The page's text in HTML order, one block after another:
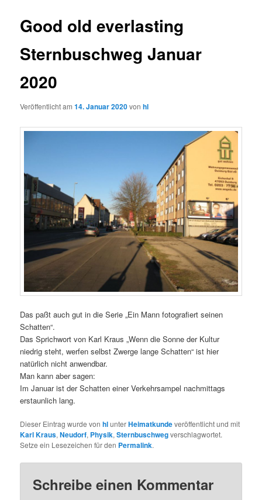
Good old everlasting
Sternbuschweg Januar
2020
Veröffentlicht am14. Januar 2020vonhl
Das paßt auch gut in die Serie „Ein Mann fotografiert seinen
Schatten“.
Das Sprichwort von Karl Kraus „Wenn die Sonne der Kultur
niedrig steht, werfen selbst Zwerge lange Schatten“ ist hier
natürlich nicht anwendbar.
Man kann aber sagen:
Im Januar ist der Schatten einer Verkehrsampel nachmittags
erstaunlich lang.
Dieser Eintrag wurde vonhlunterHeimatkundeveröffentlicht und mit
Karl Kraus,Neudorf, Physik,Sternbuschwegverschlagwortet.
Setze ein Lesezeichen für den Permalink.
Schreibe einen Kommentar